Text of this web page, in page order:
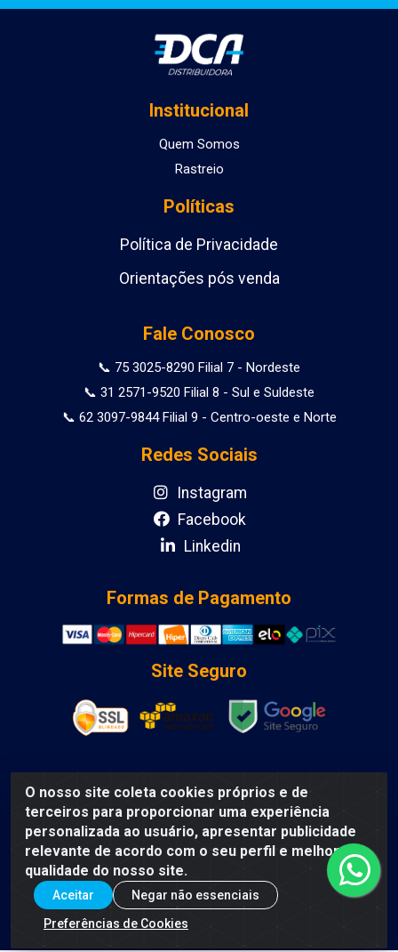
O nosso site coleta cookies próprios e de
terceiros para proporcionar uma experiência
personalizada ao usuário, apresentar publicidade
relevante de acordo com o seu perfil e melhorar a
qualidade do nosso site.
Aceitar
Negar não essenciais
Preferências de Cookies
Institucional
Quem Somos
Rastreio
Políticas
Política de Privacidade
Orientações pós venda
Fale Conosco
📞 75 3025-8290 Filial 7 - Nordeste
📞 31 2571-9520 Filial 8 - Sul e Suldeste
📞 62 3097-9844 Filial 9 - Centro-oeste e Norte
Redes Sociais
Instagram
Facebook
Linkedin
Formas de Pagamento
Site Seguro
DCA DISTRIBUIDORA DE COSMETICOS LTDA - AV DEPUTADO
LUIS EDUARDO MAGALHAES, Humildes, Feira de Santana/BA
- CEP 44135-000 - CNPJ: 31.912.909/0001-40